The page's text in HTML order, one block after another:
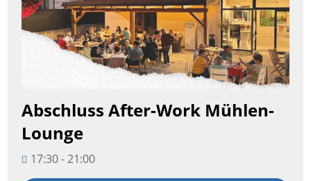
Abschluss After-Work Mühlen-
Lounge
17:30 - 21:00